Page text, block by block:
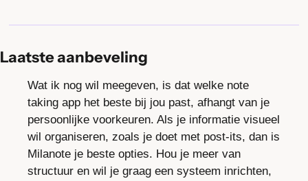
Laatste aanbeveling
Wat ik nog wil meegeven, is dat welke note
taking app het beste bij jou past, afhangt van je
persoonlijke voorkeuren. Als je informatie visueel
wil organiseren, zoals je doet met post-its, dan is
Milanote je beste opties. Hou je meer van
structuur en wil je graag een systeem inrichten,